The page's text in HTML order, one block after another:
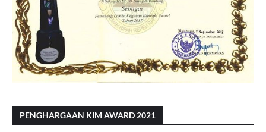
PENGHARGAAN KIM AWARD 2021